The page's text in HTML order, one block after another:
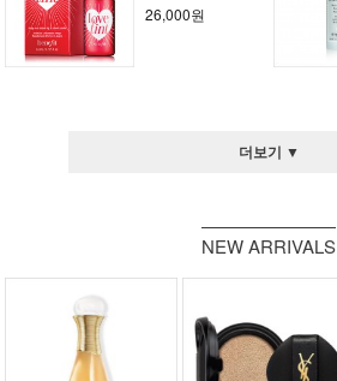
26,000원
더보기 ▼
NEW ARRIVALS